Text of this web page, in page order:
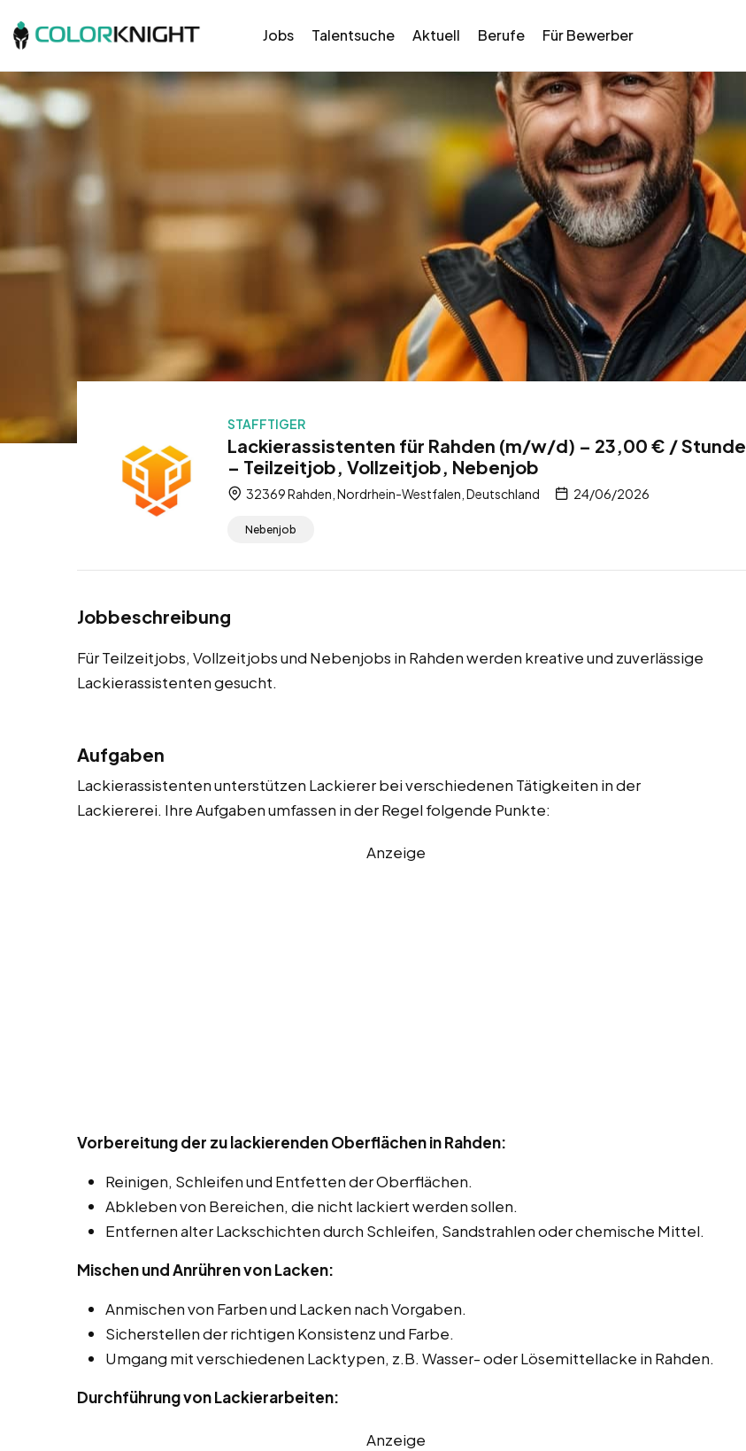
Jobs Talentsuche Aktuell Berufe Für Bewerber
STAFFTIGER
Lackierassistenten für Rahden (m/w/d) – 23,00 € / Stunde
– Teilzeitjob, Vollzeitjob, Nebenjob
32369 Rahden, Nordrhein-Westfalen, Deutschland 24/06/2026
Nebenjob
Jobbeschreibung
Für Teilzeitjobs, Vollzeitjobs und Nebenjobs in Rahden werden kreative und zuverlässige
Lackierassistenten gesucht.
Aufgaben
Lackierassistenten unterstützen Lackierer bei verschiedenen Tätigkeiten in der
Lackiererei. Ihre Aufgaben umfassen in der Regel folgende Punkte:
Anzeige
Vorbereitung der zu lackierenden Oberflächen in Rahden:
Reinigen, Schleifen und Entfetten der Oberflächen.
Abkleben von Bereichen, die nicht lackiert werden sollen.
Entfernen alter Lackschichten durch Schleifen, Sandstrahlen oder chemische Mittel.
Mischen und Anrühren von Lacken:
Anmischen von Farben und Lacken nach Vorgaben.
Sicherstellen der richtigen Konsistenz und Farbe.
Umgang mit verschiedenen Lacktypen, z.B. Wasser- oder Lösemittellacke in Rahden.
Durchführung von Lackierarbeiten:
Anzeige